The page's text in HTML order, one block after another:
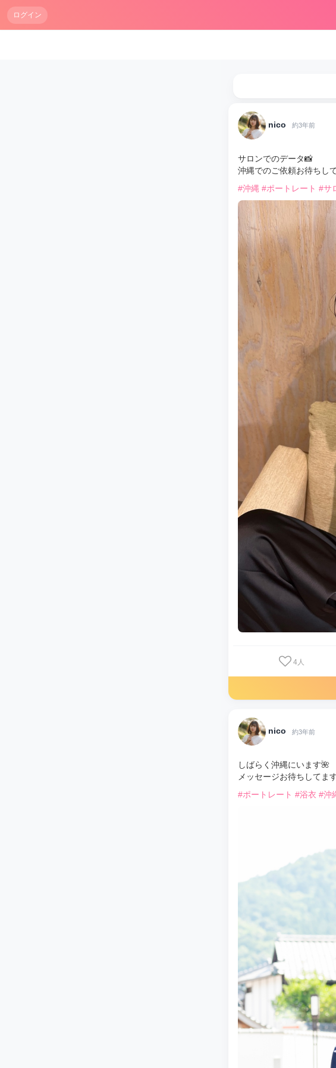
ログイン
nico 約3年前
サロンでのデータ📸
沖縄でのご依頼お待ちし
#沖縄 #ポートレート #サ
4人
nico 約3年前
しばらく沖縄にいます🌺
メッセージお待ちしてま
#ポートレート #浴衣 #沖